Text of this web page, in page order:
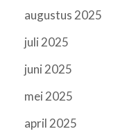
augustus 2025
juli 2025
juni 2025
mei 2025
april 2025